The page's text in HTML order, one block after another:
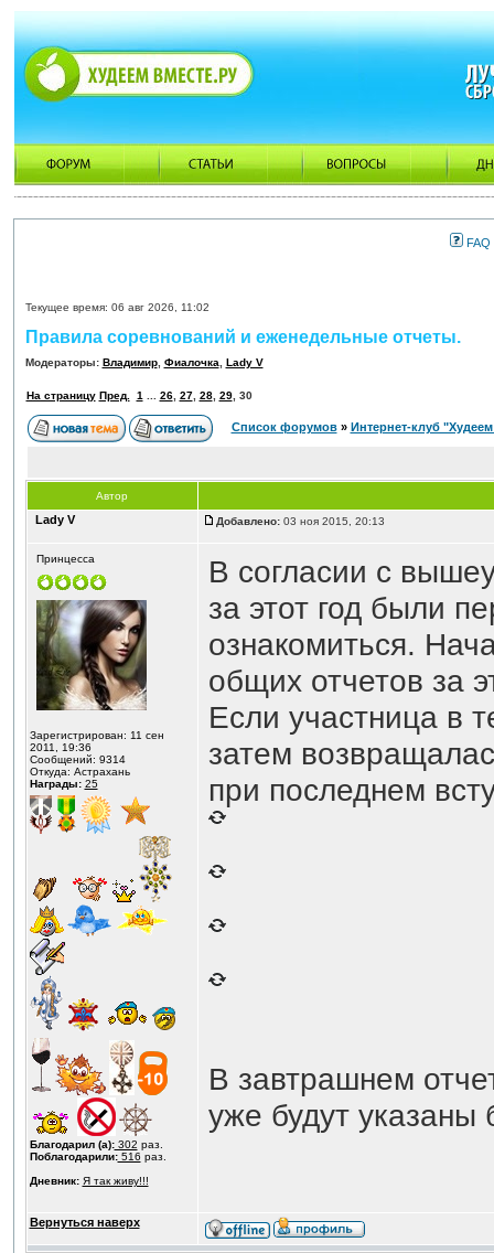
FAQ
Текущее время: 06 авг 2026, 11:02
Правила соревнований и еженедельные отчеты.
Модераторы: Владимир, Фиалочка Lady V
На страницу Пред. 1 26, 27, 28, 29, 30
Список форумов» Интернет-клуб
Автор
Lady V Добавлено:03 ноя 2015, 20:13
Принцесса
Зарегистрирован: 11 сен
2011, 19:36
Сообщений: 9314
Откуда: Астрахань
Награды: 25
Благодарил (а):302 раз.
Поблагодарили:516 раз.
Дневник: Я так живу!!!
В согласии с
за этот год были
ознакомиться.
общих отчетов за
Если участница в
затем
при последнем
В завтрашнем
уже будут указаны
Вернуться наверх